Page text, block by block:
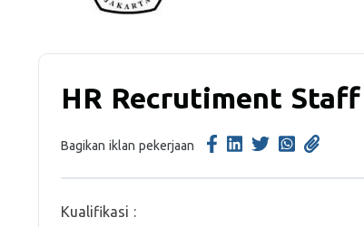
HR Recrutiment Staff
Bagikan iklan pekerjaan
Kualifikasi :